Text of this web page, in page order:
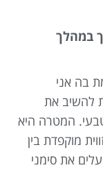
במהלך
בה אני
להשיב את
המטרה היא
מוקפדת בין
את סימני